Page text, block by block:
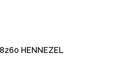
HENNEZEL